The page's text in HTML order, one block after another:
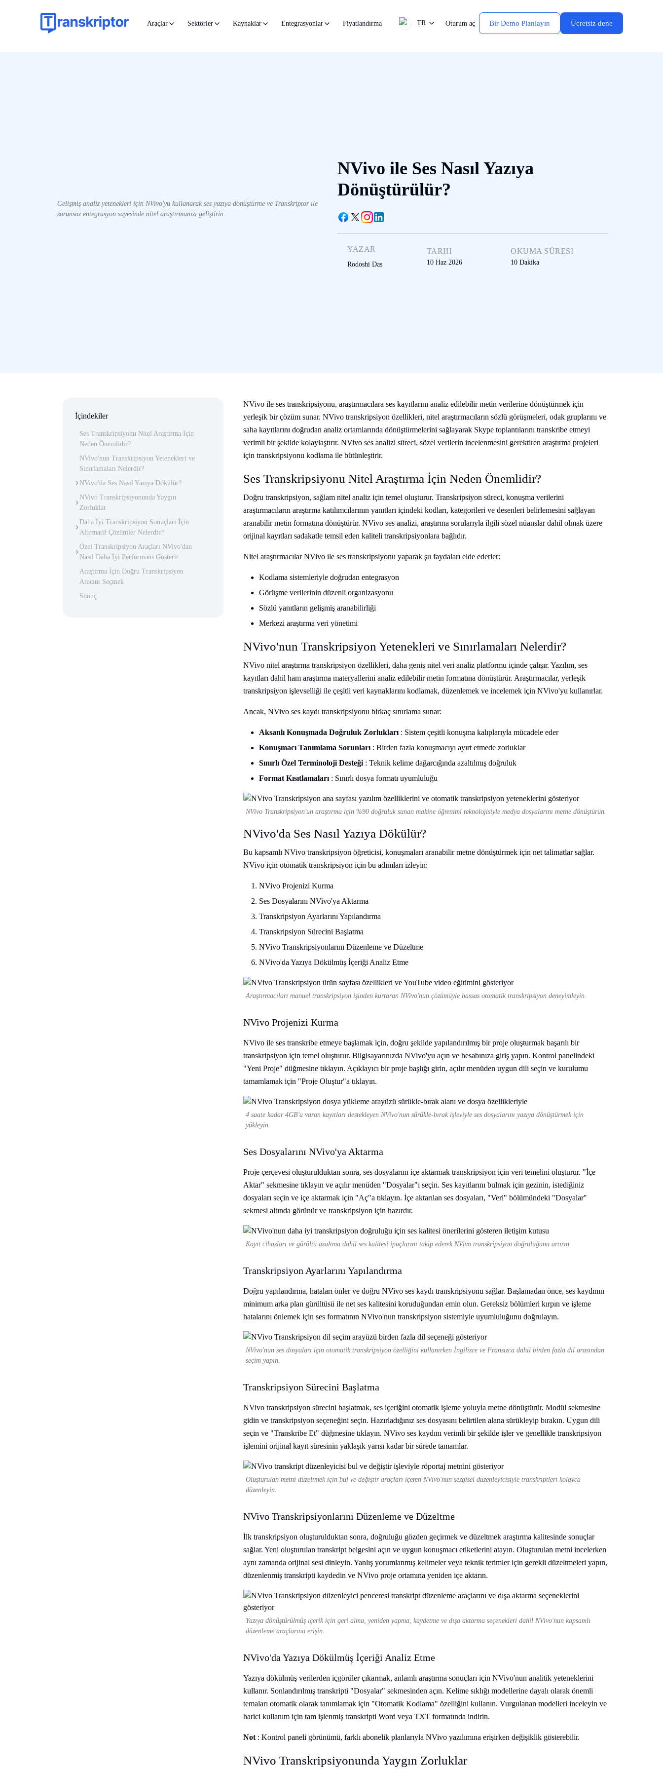
Araçlar Sektörler Kaynaklar Entegrasyonlar Fiyatlandırma TR Oturum aç Bir Demo Planlayın Ücretsiz dene
Gelişmiş analiz yetenekleri için NVivo'yu kullanarak ses yazıya dönüştürme ve Transkriptor ile
sorunsuz entegrasyon sayesinde nitel araştırmanızı geliştirin.
NVivo ile Ses Nasıl Yazıya
Dönüştürülür?
YAZAR
Rodoshi Das
TARIH
10 Haz 2026
OKUMA SÜRESI
10 Dakika
İçindekiler
Ses Transkripsiyonu Nitel Araştırma İçin
Neden Önemlidir?
NVivo'nun Transkripsiyon Yetenekleri ve
Sınırlamaları Nelerdir?
NVivo'da Ses Nasıl Yazıya Dökülür?
NVivo Transkripsiyonunda Yaygın
Zorluklar
Daha İyi Transkripsiyon Sonuçları İçin
Alternatif Çözümler Nelerdir?
Özel Transkripsiyon Araçları NVivo'dan
Nasıl Daha İyi Performans Gösterir
Araştırma İçin Doğru Transkripsiyon
Aracını Seçmek
Sonuç
NVivo ile ses transkripsiyonu, araştırmacılara ses kayıtlarını analiz edilebilir metin verilerine dönüştürmek için
yerleşik bir çözüm sunar. NVivo transkripsiyon özellikleri, nitel araştırmacıların sözlü görüşmeleri, odak gruplarını ve
saha kayıtlarını doğrudan analiz ortamlarında dönüştürmelerini sağlayarak Skype toplantılarını transkribe etmeyi
verimli bir şekilde kolaylaştırır. NVivo ses analizi süreci, sözel verilerin incelenmesini gerektiren araştırma projeleri
için transkripsiyonu kodlama ile bütünleştirir.
Ses Transkripsiyonu Nitel Araştırma İçin Neden Önemlidir?
Doğru transkripsiyon, sağlam nitel analiz için temel oluşturur. Transkripsiyon süreci, konuşma verilerini
araştırmacıların araştırma katılımcılarının yanıtları içindeki kodları, kategorileri ve desenleri belirlemesini sağlayan
aranabilir metin formatına dönüştürür. NVivo ses analizi, araştırma sorularıyla ilgili sözel nüanslar dahil olmak üzere
orijinal kayıtları sadakatle temsil eden kaliteli transkripsiyonlara bağlıdır.
Nitel araştırmacılar NVivo ile ses transkripsiyonu yaparak şu faydaları elde ederler:
Kodlama sistemleriyle doğrudan entegrasyon
Görüşme verilerinin düzenli organizasyonu
Sözlü yanıtların gelişmiş aranabilirliği
Merkezi araştırma veri yönetimi
NVivo'nun Transkripsiyon Yetenekleri ve Sınırlamaları Nelerdir?
NVivo nitel araştırma transkripsiyon özellikleri, daha geniş nitel veri analiz platformu içinde çalışır. Yazılım, ses
kayıtları dahil ham araştırma materyallerini analiz edilebilir metin formatına dönüştürür. Araştırmacılar, yerleşik
transkripsiyon işlevselliği ile çeşitli veri kaynaklarını kodlamak, düzenlemek ve incelemek için NVivo'yu kullanırlar.
Ancak, NVivo ses kaydı transkripsiyonu birkaç sınırlama sunar:
Aksanlı Konuşmada Doğruluk Zorlukları : Sistem çeşitli konuşma kalıplarıyla mücadele eder
Konuşmacı Tanımlama Sorunları : Birden fazla konuşmacıyı ayırt etmede zorluklar
Sınırlı Özel Terminoloji Desteği : Teknik kelime dağarcığında azaltılmış doğruluk
Format Kısıtlamaları : Sınırlı dosya formatı uyumluluğu
NVivo Transkripsiyon'un araştırma için %90 doğruluk sunan makine öğrenimi teknolojisiyle medya dosyalarını metne dönüştürün.
NVivo'da Ses Nasıl Yazıya Dökülür?
Bu kapsamlı NVivo transkripsiyon öğreticisi, konuşmaları aranabilir metne dönüştürmek için net talimatlar sağlar.
NVivo için otomatik transkripsiyon için bu adımları izleyin:
NVivo Projenizi Kurma
Ses Dosyalarını NVivo'ya Aktarma
Transkripsiyon Ayarlarını Yapılandırma
Transkripsiyon Sürecini Başlatma
NVivo Transkripsiyonlarını Düzenleme ve Düzeltme
NVivo'da Yazıya Dökülmüş İçeriği Analiz Etme
Araştırmacıları manuel transkripsiyon işinden kurtaran NVivo'nun çözümüyle hassas otomatik transkripsiyon deneyimleyin.
NVivo Projenizi Kurma
NVivo ile ses transkribe etmeye başlamak için, doğru şekilde yapılandırılmış bir proje oluşturmak başarılı bir
transkripsiyon için temel oluşturur. Bilgisayarınızda NVivo'yu açın ve hesabınıza giriş yapın. Kontrol panelindeki
"Yeni Proje" düğmesine tıklayın. Açıklayıcı bir proje başlığı girin, açılır menüden uygun dili seçin ve kurulumu
tamamlamak için "Proje Oluştur"a tıklayın.
4 saate kadar 4GB'a varan kayıtları destekleyen NVivo'nun sürükle-bırak işleviyle ses dosyalarını yazıya dönüştürmek için
yükleyin.
Ses Dosyalarını NVivo'ya Aktarma
Proje çerçevesi oluşturulduktan sonra, ses dosyalarını içe aktarmak transkripsiyon için veri temelini oluşturur. "İçe
Aktar" sekmesine tıklayın ve açılır menüden "Dosyalar"ı seçin. Ses kayıtlarını bulmak için gezinin, istediğiniz
dosyaları seçin ve içe aktarmak için "Aç"a tıklayın. İçe aktarılan ses dosyaları, "Veri" bölümündeki "Dosyalar"
sekmesi altında görünür ve transkripsiyon için hazırdır.
Kayıt cihazları ve gürültü azaltma dahil ses kalitesi ipuçlarını takip ederek NVivo transkripsiyon doğruluğunu artırın.
Transkripsiyon Ayarlarını Yapılandırma
Doğru yapılandırma, hataları önler ve doğru NVivo ses kaydı transkripsiyonu sağlar. Başlamadan önce, ses kaydının
minimum arka plan gürültüsü ile net ses kalitesini koruduğundan emin olun. Gereksiz bölümleri kırpın ve işleme
hatalarını önlemek için ses formatının NVivo'nun transkripsiyon sistemiyle uyumluluğunu doğrulayın.
NVivo'nun ses dosyaları için otomatik transkripsiyon özelliğini kullanırken İngilizce ve Fransızca dahil birden fazla dil arasından
seçim yapın.
Transkripsiyon Sürecini Başlatma
NVivo transkripsiyon sürecini başlatmak, ses içeriğini otomatik işleme yoluyla metne dönüştürür. Modül sekmesine
gidin ve transkripsiyon seçeneğini seçin. Hazırladığınız ses dosyasını belirtilen alana sürükleyip bırakın. Uygun dili
seçin ve "Transkribe Et" düğmesine tıklayın. NVivo ses kaydını verimli bir şekilde işler ve genellikle transkripsiyon
işlemini orijinal kayıt süresinin yaklaşık yarısı kadar bir sürede tamamlar.
Oluşturulan metni düzeltmek için bul ve değiştir araçları içeren NVivo'nun sezgisel düzenleyicisiyle transkriptleri kolayca
düzenleyin.
NVivo Transkripsiyonlarını Düzenleme ve Düzeltme
İlk transkripsiyon oluşturulduktan sonra, doğruluğu gözden geçirmek ve düzeltmek araştırma kalitesinde sonuçlar
sağlar. Yeni oluşturulan transkript belgesini açın ve uygun konuşmacı etiketlerini atayın. Oluşturulan metni incelerken
aynı zamanda orijinal sesi dinleyin. Yanlış yorumlanmış kelimeler veya teknik terimler için gerekli düzeltmeleri yapın,
düzenlenmiş transkripti kaydedin ve NVivo proje ortamına yeniden içe aktarın.
Yazıya dönüştürülmüş içerik için geri alma, yeniden yapma, kaydetme ve dışa aktarma seçenekleri dahil NVivo'nun kapsamlı
düzenleme araçlarına erişin.
NVivo'da Yazıya Dökülmüş İçeriği Analiz Etme
Yazıya dökülmüş verilerden içgörüler çıkarmak, anlamlı araştırma sonuçları için NVivo'nun analitik yeteneklerini
kullanır. Sonlandırılmış transkripti "Dosyalar" sekmesinden açın. Kelime sıklığı modellerine dayalı olarak önemli
temaları otomatik olarak tanımlamak için "Otomatik Kodlama" özelliğini kullanın. Vurgulanan modelleri inceleyin ve
harici kullanım için tam işlenmiş transkripti Word veya TXT formatında indirin.
Not : Kontrol paneli görünümü, farklı abonelik planlarıyla NVivo yazılımına erişirken değişiklik gösterebilir.
NVivo Transkripsiyonunda Yaygın Zorluklar